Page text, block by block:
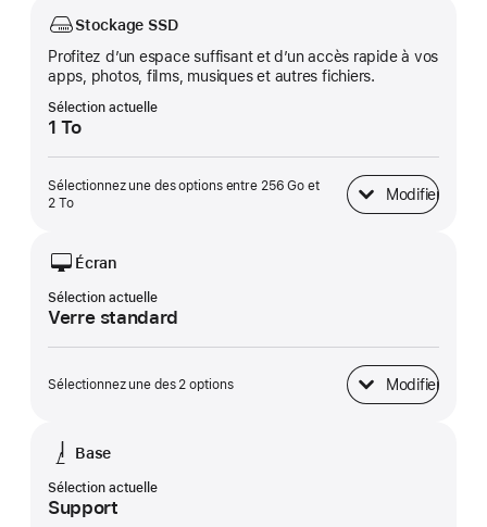
Stockage SSD
Profitez d’un espace suffisant et d’un accès rapide à vos
apps, photos, films, musiques et autres fichiers.
Sélection actuelle
1 To
Sélectionnez une des options entre 256 Go et
2 To
Modifier
Stockage SSD
Écran
Sélection actuelle
Verre standard
Sélectionnez une des 2 options Modifier
Écran
Base
Sélection actuelle
Support